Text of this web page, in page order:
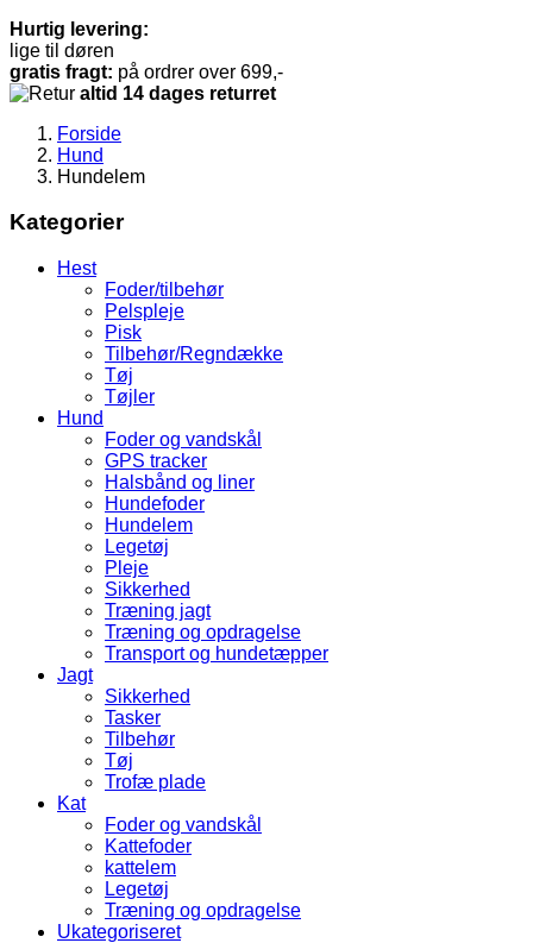
Hurtig levering:
lige til døren
gratis fragt: på ordrer over 699,-
altid 14 dages returret
Forside
Hund
Hundelem
Kategorier
Hest
Foder/tilbehør
Pelspleje
Pisk
Tilbehør/Regndække
Tøj
Tøjler
Hund
Foder og vandskål
GPS tracker
Halsbånd og liner
Hundefoder
Hundelem
Legetøj
Pleje
Sikkerhed
Træning jagt
Træning og opdragelse
Transport og hundetæpper
Jagt
Sikkerhed
Tasker
Tilbehør
Tøj
Trofæ plade
Kat
Foder og vandskål
Kattefoder
kattelem
Legetøj
Træning og opdragelse
Ukategoriseret